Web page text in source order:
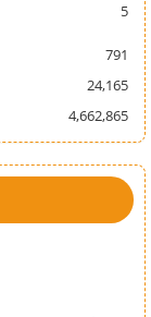
5
791
24,165
4,662,865